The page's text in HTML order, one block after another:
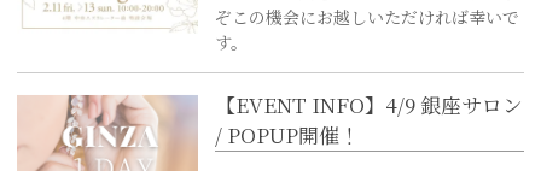
ぞこの機会にお越しいただければ幸いで
す。
【EVENT INFO】4/9 銀座サロン
/ POPUP開催！